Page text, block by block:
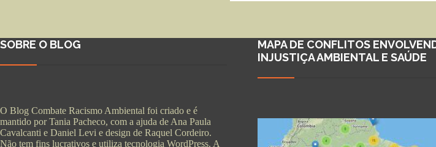
SOBRE O BLOG
O Blog Combate Racismo Ambiental foi criado e é
mantido por Tania Pacheco, com a ajuda de Ana Paula
Cavalcanti e Daniel Levi e design de Raquel Cordeiro.
Não tem fins lucrativos e utiliza tecnologia WordPress. A
MAPA DE CONFLITOS
INJUSTIÇA AMBIENTAL E SAÚDE